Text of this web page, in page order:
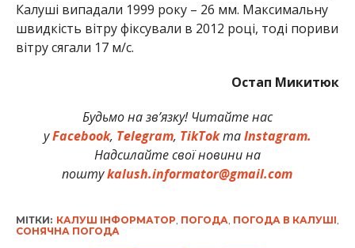
Калуші випадали 1999 року – 26 мм. Максимальну
швидкість вітру фіксували в 2012 році, тоді пориви
вітру сягали 17 м/с.
Остап Микитюк
Будьмо на зв’язку! Читайте нас
уFacebook, Telegram, TikTokтаInstagram.
Надсилайте свої новини на
поштуkalush.informator@gmail.com
МІТКИ: КАЛУШ ІНФОРМАТОР ПОГОДА ПОГОДА В КАЛУШІ
СОНЯЧНА ПОГОДА